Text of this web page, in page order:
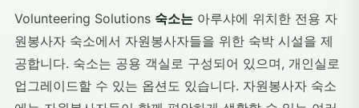
Volunteering Solutions 숙소는 아루샤에 위치한 전용 자
원봉사자 숙소에서 자원봉사자들을 위한 숙박 시설을 제
공합니다. 숙소는 공용 객실로 구성되어 있으며, 개인실로
업그레이드할 수 있는 옵션도 있습니다. 자원봉사자 숙소